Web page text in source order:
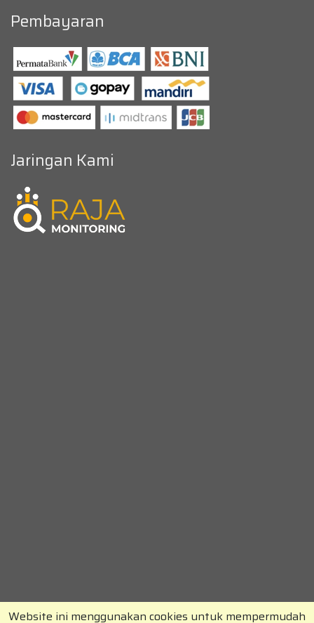
Pembayaran
Jaringan Kami
Website ini menggunakan cookies untuk mempermudah